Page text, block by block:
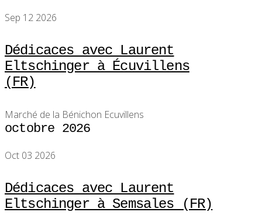
Sep 12 2026
Dédicaces avec Laurent
Eltschinger à Écuvillens
(FR)
Marché de la Bénichon Ecuvillens
octobre 2026
Oct 03 2026
Dédicaces avec Laurent
Eltschinger à Semsales (FR)